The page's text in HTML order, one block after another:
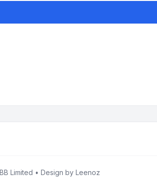
Limited • Design by Leenoz